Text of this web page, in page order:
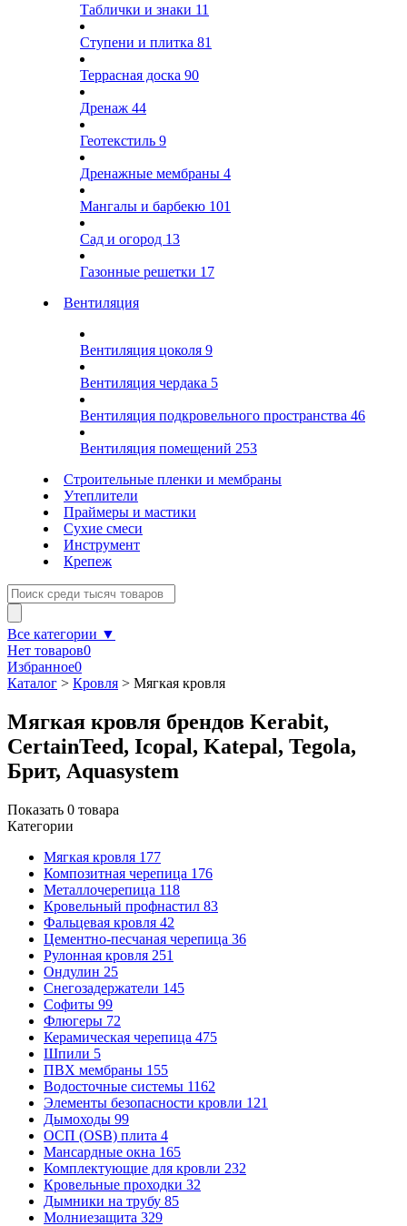
Таблички и знаки 11
Ступени и плитка 81
Террасная доска 90
Дренаж 44
Геотекстиль 9
Дренажные мембраны 4
Мангалы и барбекю 101
Сад и огород 13
Газонные решетки 17
Вентиляция
Вентиляция цоколя 9
Вентиляция чердака 5
Вентиляция подкровельного пространства 46
Вентиляция помещений 253
Строительные пленки и мембраны
Утеплители
Праймеры и мастики
Сухие смеси
Инструмент
Крепеж
Все категории ▼
Нет товаров0
Избранное0
Каталог > Кровля > Мягкая кровля
Мягкая кровля брендов Kerabit,
CertainTeed, Icopal, Katepal, Tegola,
Брит, Aquasystem
Показать 0 товара
Категории
Мягкая кровля 177
Композитная черепица 176
Металлочерепица 118
Кровельный профнастил 83
Фальцевая кровля 42
Цементно-песчаная черепица 36
Рулонная кровля 251
Ондулин 25
Снегозадержатели 145
Софиты 99
Флюгеры 72
Керамическая черепица 475
Шпили 5
ПВХ мембраны 155
Водосточные системы 1162
Элементы безопасности кровли 121
Дымоходы 99
ОСП (OSB) плита 4
Мансардные окна 165
Комплектующие для кровли 232
Кровельные проходки 32
Дымники на трубу 85
Молниезащита 329